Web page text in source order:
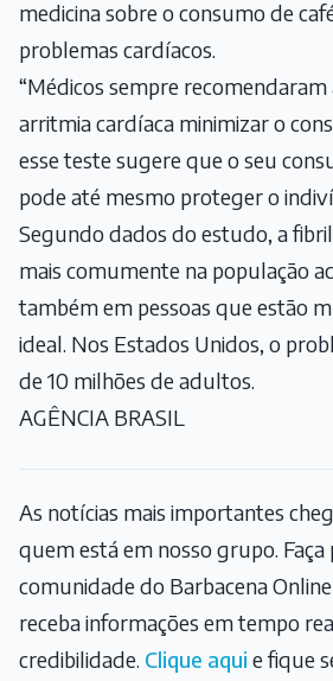
medicina sobre o consumo de
problemas cardíacos.
“Médicos sempre recomendaram
arritmia cardíaca minimizar o
esse teste sugere que o seu
pode até mesmo proteger o
Segundo dados do estudo, a
mais comumente na população
também em pessoas que estão
ideal. Nos Estados Unidos, o
de 10 milhões de adultos.
AGÊNCIA BRASIL
As notícias mais importantes
quem está em nosso grupo. Faça
comunidade do Barbacena
receba informações em tempo
credibilidade. Clique aqui e fique